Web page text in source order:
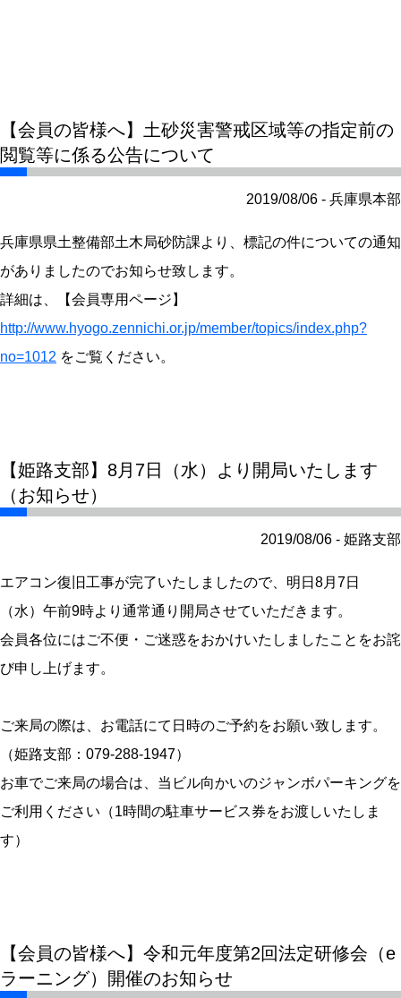
【会員の皆様へ】土砂災害警戒区域等の指定前の
閲覧等に係る公告について
2019/08/06 - 兵庫県本部
兵庫県県土整備部土木局砂防課より、標記の件についての通知
がありましたのでお知らせ致します。
詳細は、【会員専用ページ】
http://www.hyogo.zennichi.or.jp/member/topics/index.php?
no=1012 をご覧ください。
【姫路支部】8月7日（水）より開局いたします
（お知らせ）
2019/08/06 - 姫路支部
エアコン復旧工事が完了いたしましたので、明日8月7日
（水）午前9時より通常通り開局させていただきます。
会員各位にはご不便・ご迷惑をおかけいたしましたことをお詫
び申し上げます。
ご来局の際は、お電話にて日時のご予約をお願い致します。
（姫路支部：079-288-1947）
お車でご来局の場合は、当ビル向かいのジャンボパーキングを
ご利用ください（1時間の駐車サービス券をお渡しいたしま
す）
【会員の皆様へ】令和元年度第2回法定研修会（e
ラーニング）開催のお知らせ